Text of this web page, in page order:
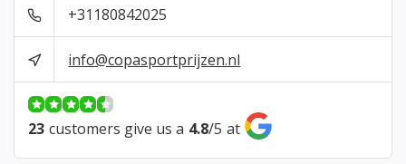
+31180842025
info@copasportprijzen.nl
23 customers give us a 4.8/5 at